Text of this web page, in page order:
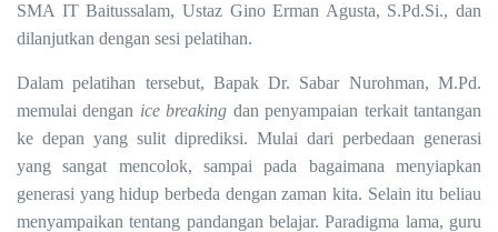
SMA IT Baitussalam, Ustaz Gino Erman Agusta, S.Pd.Si., dan
dilanjutkan dengan sesi pelatihan.
Dalam pelatihan tersebut, BapakDr. Sabar Nurohman, M.Pd.
memulai dengan ice breaking dan penyampaian terkait tantangan
ke depan yang sulit diprediksi. Mulai dari perbedaan generasi
yang sangat mencolok, sampai pada bagaimana menyiapkan
generasi yang hidup berbeda dengan zaman kita. Selain itu beliau
menyampaikan tentang pandangan belajar. Paradigma lama, guru